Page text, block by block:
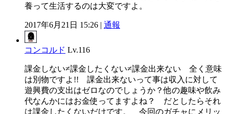
養って生活するのは大変ですよ。
2017年6月21日 15:26 | 通報
コンコルド Lv.116
課金しない≠課金したくない≠課金出来ない 全く意味
は別物ですよ!! 課金出来ないって事は収入に対して
遊興費の支出はゼロなのでしょうか？他の趣味や飲み
代なんかにはお金使ってますよね？ だとしたらそれ
は課金したくないだけです。 今回のガチャにメリッ